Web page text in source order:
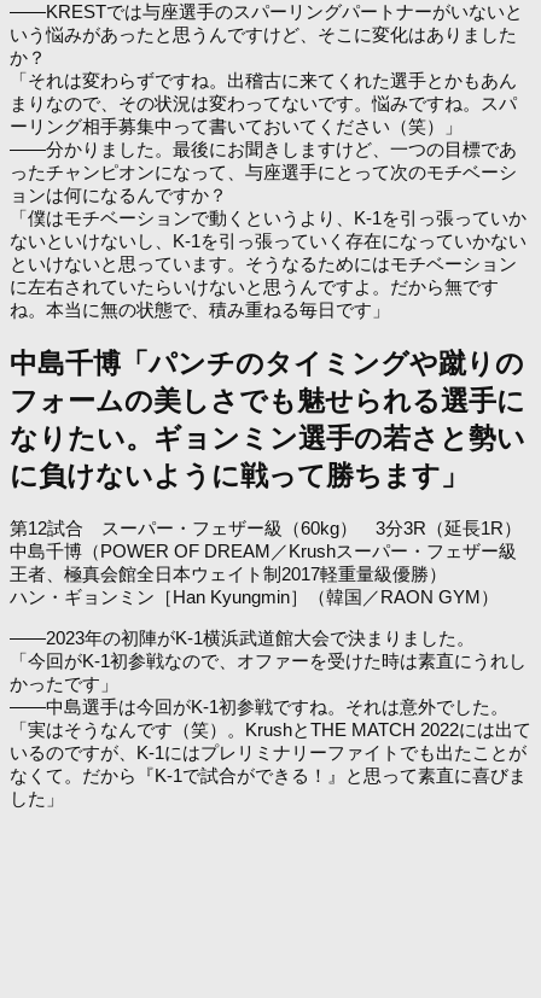
――KRESTでは与座選手のスパーリングパートナーがいないと
いう悩みがあったと思うんですけど、そこに変化はありました
か？
「それは変わらずですね。出稽古に来てくれた選手とかもあん
まりなので、その状況は変わってないです。悩みですね。スパ
ーリング相手募集中って書いておいてください（笑）」
――分かりました。最後にお聞きしますけど、一つの目標であ
ったチャンピオンになって、与座選手にとって次のモチベーシ
ョンは何になるんですか？
「僕はモチベーションで動くというより、K-1を引っ張っていか
ないといけないし、K-1を引っ張っていく存在になっていかない
といけないと思っています。そうなるためにはモチベーション
に左右されていたらいけないと思うんですよ。だから無です
ね。本当に無の状態で、積み重ねる毎日です」
中島千博「パンチのタイミングや蹴りの
フォームの美しさでも魅せられる選手に
なりたい。ギョンミン選手の若さと勢い
に負けないように戦って勝ちます」
第12試合 スーパー・フェザー級（60kg） 3分3R（延長1R）
中島千博（POWER OF DREAM／Krushスーパー・フェザー級
王者、極真会館全日本ウェイト制2017軽重量級優勝）
ハン・ギョンミン［Han Kyungmin］（韓国／RAON GYM）
――2023年の初陣がK-1横浜武道館大会で決まりました。
「今回がK-1初参戦なので、オファーを受けた時は素直にうれし
かったです」
――中島選手は今回がK-1初参戦ですね。それは意外でした。
「実はそうなんです（笑）。KrushとTHE MATCH 2022には出て
いるのですが、K-1にはプレリミナリーファイトでも出たことが
なくて。だから『K-1で試合ができる！』と思って素直に喜びま
した」